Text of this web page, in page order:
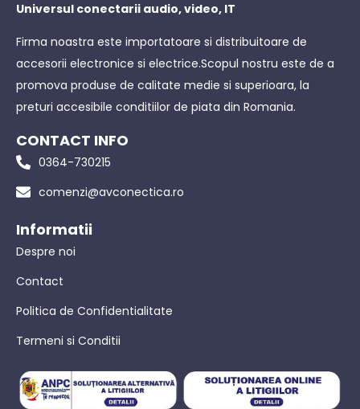
Universul conectarii audio, video, IT
Firma noastra este importatoare si distribuitoare de
accesorii electronice si electrice.Scopul nostru este de a
promova produse de calitate medie si superioara, la
preturi accesibile conditiilor de piata din Romania.
CONTACT INFO
0364-730215
comenzi@avconectica.ro
Informatii
Despre noi
Contact
Politica de Confidentialitate
Termeni si Conditii